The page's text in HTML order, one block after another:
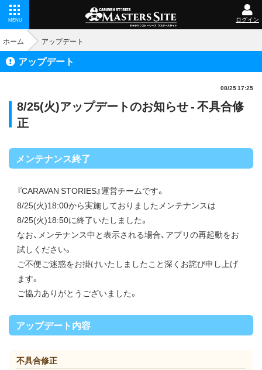
MENU ログイン
ホーム アップデート
アップデート
08/25 17:25
8/25(火)アップデートのお知らせ - 不具合修
正
メンテナンス終了
『CARAVAN STORIES』運営チームです。
8/25(火)18:00から実施しておりましたメンテナンスは
8/25(火)18:50に終了いたしました。
なお、メンテナンス中と表示される場合、アプリの再起動をお
試しください。
ご不便ご迷惑をお掛けいたしましたこと深くお詫び申し上げ
ます。
ご協力ありがとうございました。
アップデート内容
不具合修正